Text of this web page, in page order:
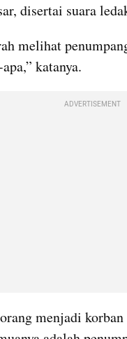
disertai suara
melihat
katanya.
ADVERTISEMENT
menjadi korban